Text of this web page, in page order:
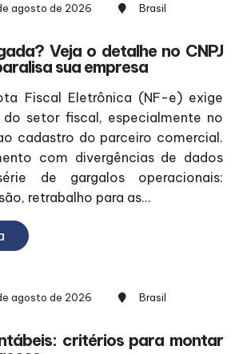
agosto de 2026
Brasil
Veja o detalhe no CNPJ
sua empresa
Fiscal Eletrônica (NF-e) exige
setor fiscal, especialmente no
cadastro do parceiro comercial.
com divergências de dados
de gargalos operacionais:
retrabalho para as...
agosto de 2026
Brasil
critérios para montar